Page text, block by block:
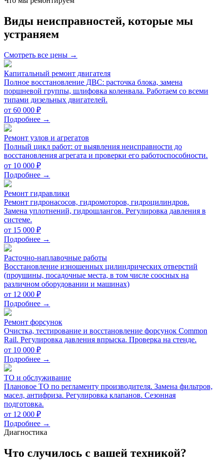
Виды неисправностей, которые мы
устраняем
Смотреть все цены →
Капитальный ремонт двигателя
Полное восстановление ДВС: расточка блока, замена
поршневой группы, шлифовка коленвала. Работаем со всеми
типами дизельных двигателей.
от 60 000 ₽
Подробнее →
Ремонт узлов и агрегатов
Полный цикл работ: от выявления неисправности до
восстановления агрегата и проверки его работоспособности.
от 10 000 ₽
Подробнее →
Ремонт гидравлики
Ремонт гидронасосов, гидромоторов, гидроцилиндров.
Замена уплотнений, гидрошлангов. Регулировка давления в
системе.
от 15 000 ₽
Подробнее →
Расточно-наплавочные работы
Восстановление изношенных цилиндрических отверстий
(проушины, посадочные места, в том числе соосных на
различном оборудовании и машинах)
от 12 000 ₽
Подробнее →
Ремонт форсунок
Очистка, тестирование и восстановление форсунок Common
Rail. Регулировка давления впрыска. Проверка на стенде.
от 10 000 ₽
Подробнее →
ТО и обслуживание
Плановое ТО по регламенту производителя. Замена фильтров,
масел, антифриза. Регулировка клапанов. Сезонная
подготовка.
от 12 000 ₽
Подробнее →
Диагностика
Что случилось с вашей техникой?